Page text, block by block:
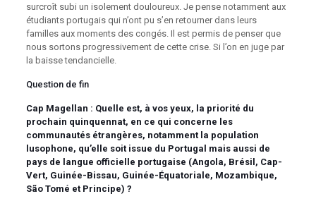
surcroît subi un isolement douloureux. Je pense notamment aux
étudiants portugais qui n’ont pu s’en retourner dans leurs
familles aux moments des congés. Il est permis de penser que
nous sortons progressivement de cette crise. Si l’on en juge par
la baisse tendancielle.
Question de fin
Cap Magellan : Quelle est, à vos yeux, la priorité du
prochain quinquennat, en ce qui concerne les
communautés étrangères, notamment la population
lusophone, qu’elle soit issue du Portugal mais aussi de
pays de langue officielle portugaise (Angola, Brésil, Cap-
Vert, Guinée-Bissau, Guinée-Équatoriale, Mozambique,
São Tomé et Principe) ?